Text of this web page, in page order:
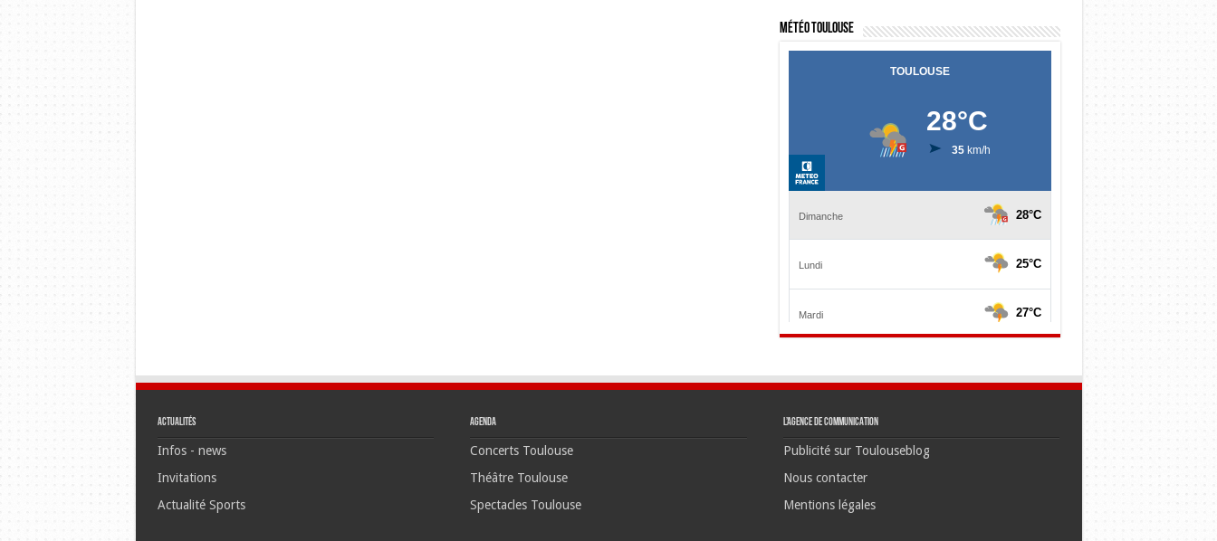
Météo Toulouse
Actualités
Infos - news
Invitations
Actualité Sports
Agenda
Concerts Toulouse
Théâtre Toulouse
Spectacles Toulouse
L’agence de communication
Publicité sur Toulouseblog
Nous contacter
Mentions légales